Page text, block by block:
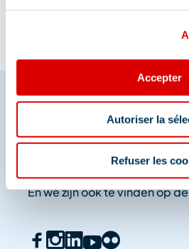
Accepter
Autoriser la
Refuser les
Deel je
En we zijn ook te vinden op